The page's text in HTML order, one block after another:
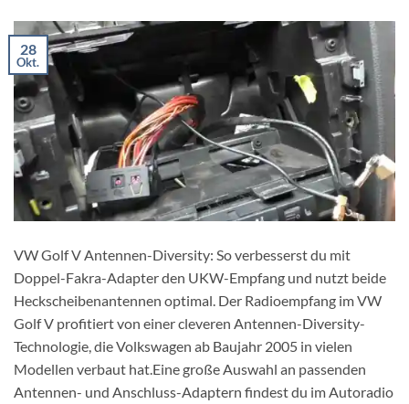
28
Okt.
VW Golf V Antennen-Diversity: So verbesserst du mit
Doppel-Fakra-Adapter den UKW-Empfang und nutzt beide
Heckscheibenantennen optimal. Der Radioempfang im VW
Golf V profitiert von einer cleveren Antennen-Diversity-
Technologie, die Volkswagen ab Baujahr 2005 in vielen
Modellen verbaut hat.Eine große Auswahl an passenden
Antennen- und Anschluss-Adaptern findest du im Autoradio